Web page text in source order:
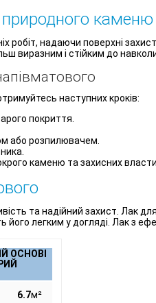
каменю
робіт, надаючи поверхні
виразним і стійким до
наступних кроків:
покриття.
або розпилювачем.
каменю та захисних
та надійний захист. Лак
легким у догляді. Лак з
ОСНОВІ
6.7м²